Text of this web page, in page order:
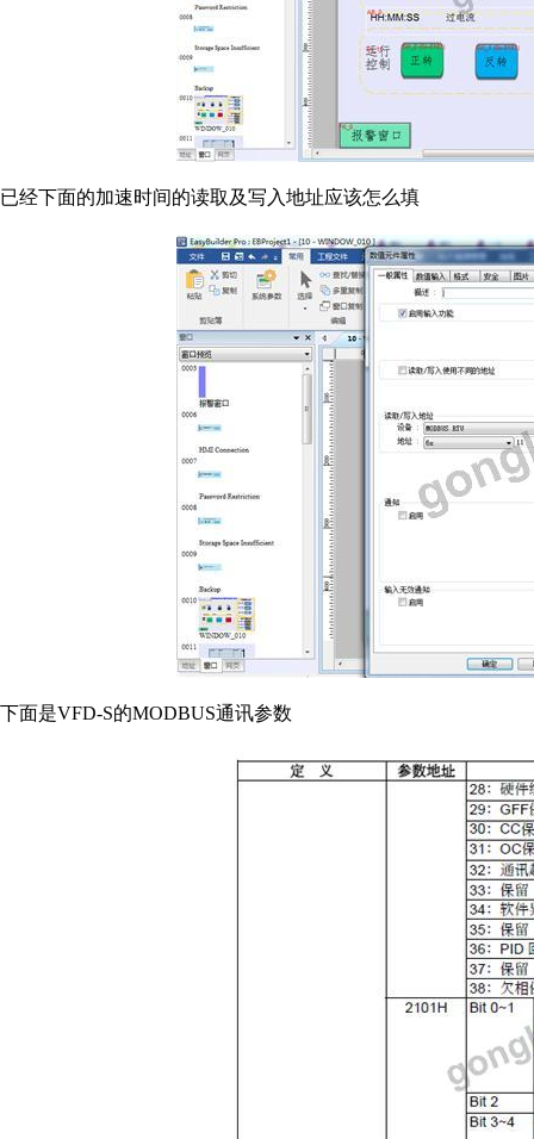
已经下面的加速时间的读取及写入地址应该怎么填
下面是VFD-S的MODBUS通讯参数